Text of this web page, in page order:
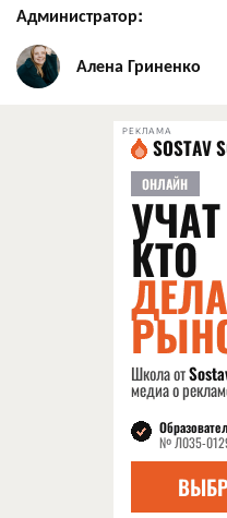
Администратор:
Алена Гриненко
РЕКЛАМА